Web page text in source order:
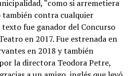
“como si arremetiera
también contra cualquier
texto fue ganador del Concurso
en 2017. Fue estrenada en
en 2018 y también
la directora Teodora Petre,